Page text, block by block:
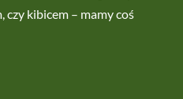
czy kibicem – mamy coś